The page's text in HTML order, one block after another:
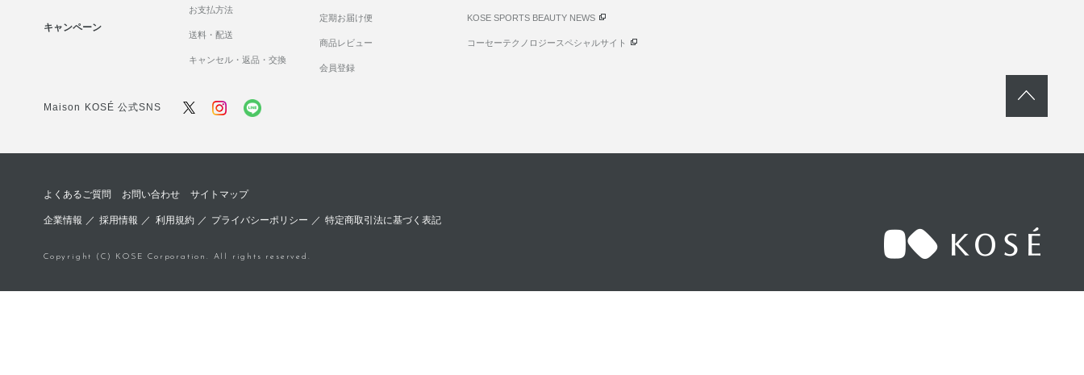
キャンペーン
お支払方法
送料・配送
キャンセル・返品・交換
定期お届け便
商品レビュー
会員登録
KOSE SPORTS BEAUTY NEWS
コーセーテクノロジースペシャルサイト
Maison KOSÉ 公式SNS
よくあるご質問 お問い合わせ サイトマップ
企業情報 ／採用情報 ／ 利用規約／ プライバシーポリシー ／ 特定商取引法に基づく表記
Copyright (C) KOSE Corporation. All rights reserved.